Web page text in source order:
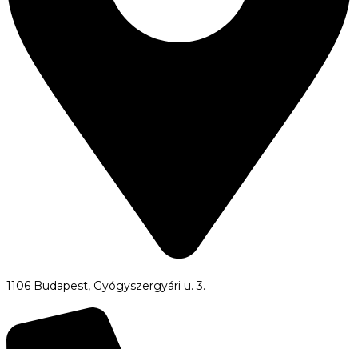
1106 Budapest, Gyógyszergyári u. 3.